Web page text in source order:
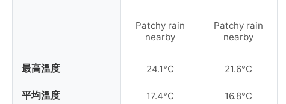
最高溫度
平均溫度
Patchy rain
nearby
24.1°C
17.4°C
Patchy rain
nearby
21.6°C
16.8°C